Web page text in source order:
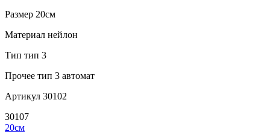
Размер 20см
Материал нейлон
Тип тип 3
Прочее тип 3 автомат
Артикул 30102
30107
20см